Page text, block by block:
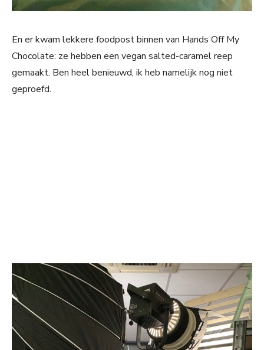
En er kwam lekkere foodpost binnen van Hands Off My
Chocolate: ze hebben een vegan salted-caramel reep
gemaakt. Ben heel benieuwd, ik heb namelijk nog niet
geproefd.